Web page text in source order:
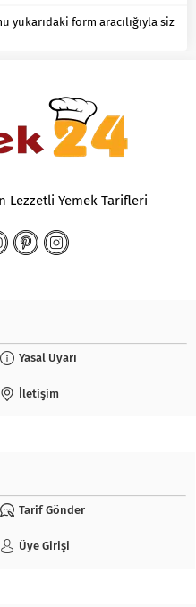
yukarıdaki form aracılığıyla siz
Lezzetli Yemek Tarifleri
Yasal Uyarı
İletişim
Tarif Gönder
Üye Girişi